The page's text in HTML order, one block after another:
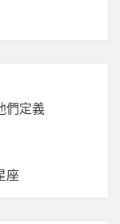
們定義
座